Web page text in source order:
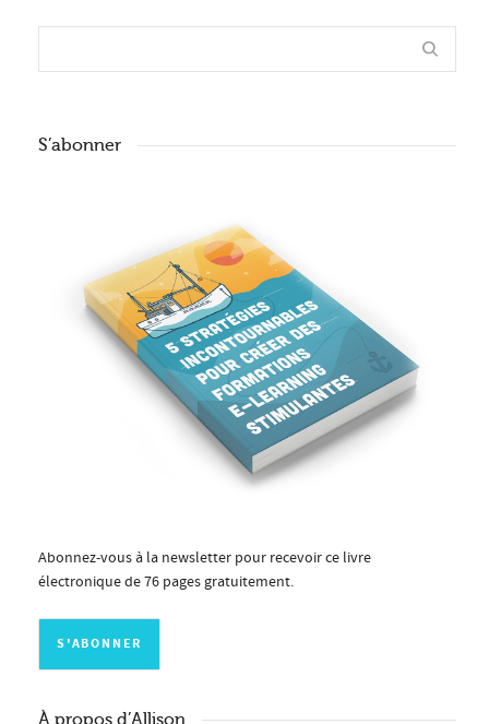
S’abonner
Abonnez-vous à la newsletter pour recevoir ce livre
électronique de 76 pages gratuitement.
À propos d’Allison